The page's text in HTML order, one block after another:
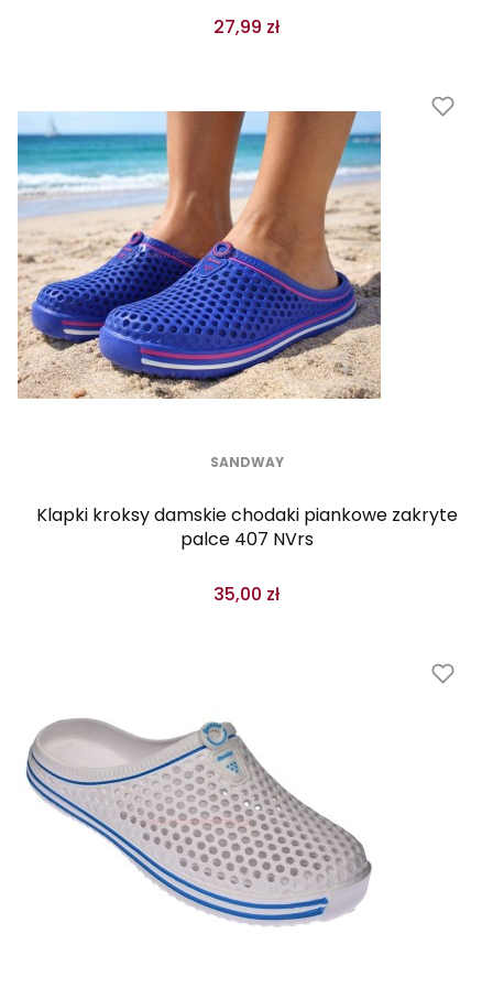
27,99 zł
SANDWAY
Klapki kroksy damskie chodaki piankowe zakryte
palce 407 NVrs
35,00 zł